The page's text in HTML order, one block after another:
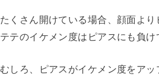
たくさん開けている場合、顔面よ
テテのイケメン度はピアスにも負け
むしろ、ピアスがイケメン度をア